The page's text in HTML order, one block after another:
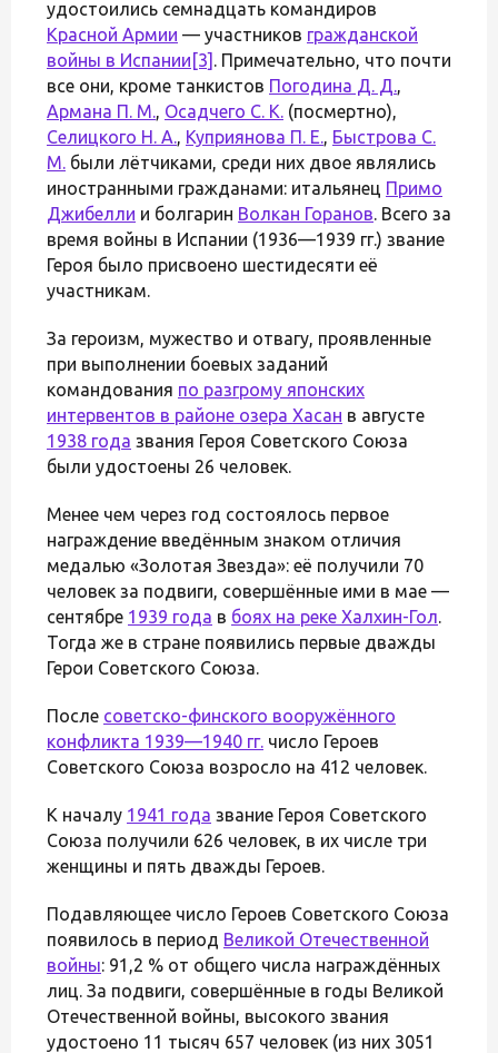
удостоились семнадцать командиров
Красной Армии — участников гражданской
войны в Испании [3] . Примечательно, что почти
все они, кроме танкистов Погодина Д. Д.,
Армана П. М., Осадчего С. К. (посмертно),
Селицкого Н. А., Куприянова П. Е., Быстрова С.
М. были лётчиками, среди них двое являлись
иностранными гражданами: итальянец Примо
Джибелли и болгарин Волкан Горанов. Всего за
время войны в Испании (1936—1939 гг.) звание
Героя было присвоено шестидесяти её
участникам.
За героизм, мужество и отвагу, проявленные
при выполнении боевых заданий
командования по разгрому японских
интервентов в районе озера Хасан в августе
1938 года звания Героя Советского Союза
были удостоены 26 человек.
Менее чем через год состоялось первое
награждение введённым знаком отличия
медалью «Золотая Звезда»: её получили 70
человек за подвиги, совершённые ими в мае —
сентябре 1939 года в боях на реке Халхин-Гол.
Тогда же в стране появились первые дважды
Герои Советского Союза.
После советско-финского вооружённого
конфликта 1939—1940 гг. число Героев
Советского Союза возросло на 412 человек.
К началу 1941 года звание Героя Советского
Союза получили 626 человек, в их числе три
женщины и пять дважды Героев.
Подавляющее число Героев Советского Союза
появилось в период Великой Отечественной
войны: 91,2 % от общего числа награждённых
лиц. За подвиги, совершённые в годы Великой
Отечественной войны, высокого звания
удостоено 11 тысяч 657 человек (из них 3051